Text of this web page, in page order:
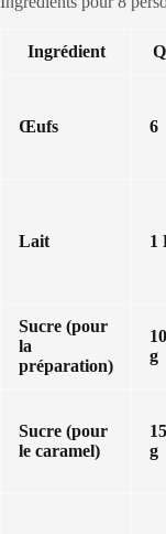
Ingrédient
Œufs 6
Lait 1
Sucre (pour
la
préparation)
g
Sucre (pour
le caramel)
g